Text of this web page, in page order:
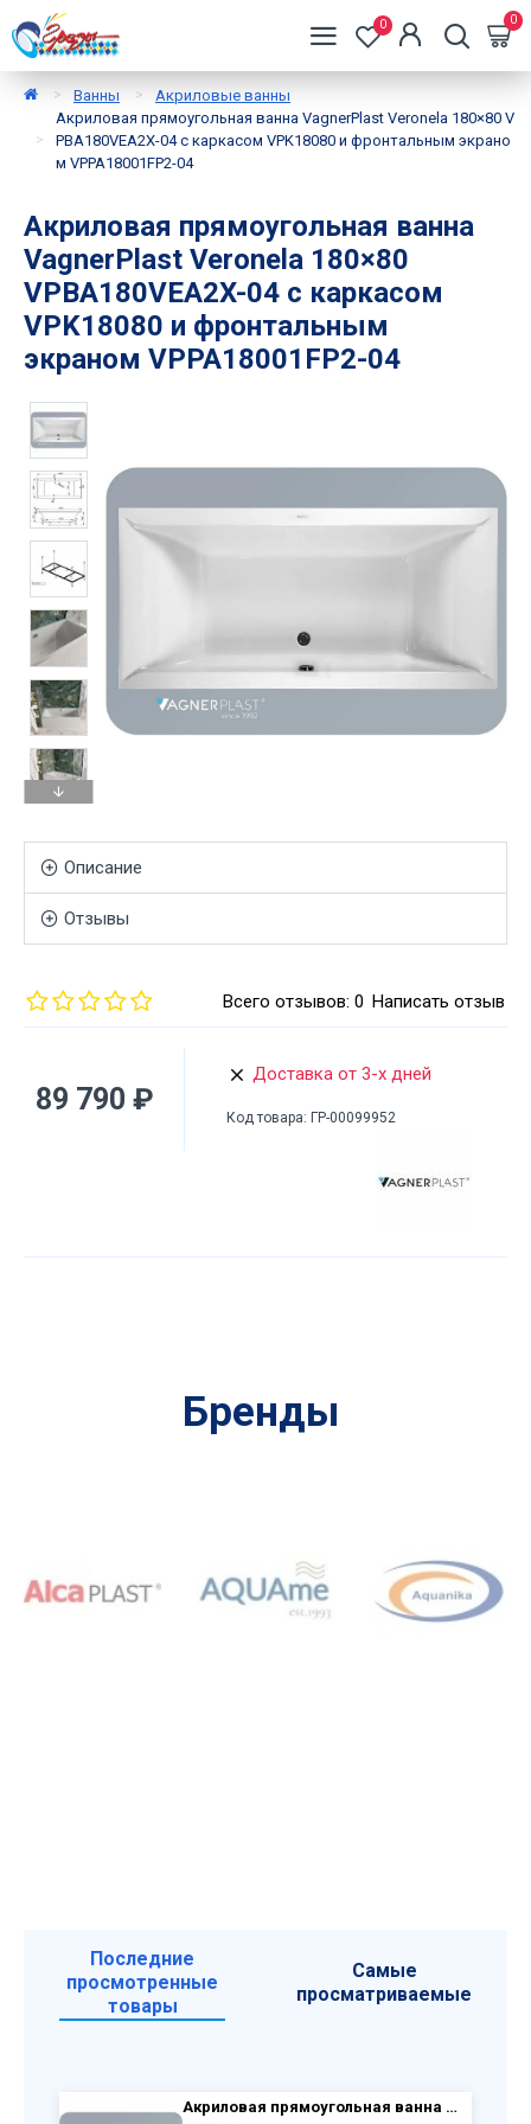
0 0
Ванны
Акриловые ванны
Акриловая прямоугольная ванна VagnerPlast Veronela 180×80 V
PBA180VEA2X-04 с каркасом VPK18080 и фронтальным экрано
м VPPA18001FP2-04
Акриловая прямоугольная ванна
VagnerPlast Veronela 180×80
VPBA180VEA2X-04 с каркасом
VPK18080 и фронтальным
экраном VPPA18001FP2-04
Описание
Отзывы
Всего отзывов: 0 Написать отзыв
89 790 ₽
Доставка от 3-х дней
Код товара: ГР-00099952
Бренды
Последние
просмотренные
товары
Самые
просматриваемые
Акриловая прямоугольная ванна VagnerPlast Veronela 180×80 VPBA180VEA2X-04 с каркасом VPK18080 и фронтальным экраном VPPA18001FP2-04